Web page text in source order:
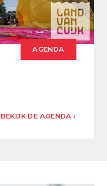
AGENDA
BEKIJK DE AGENDA ›